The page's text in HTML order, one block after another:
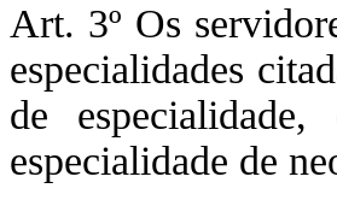
Art. 3º Os
especialidades
de
especialidade de